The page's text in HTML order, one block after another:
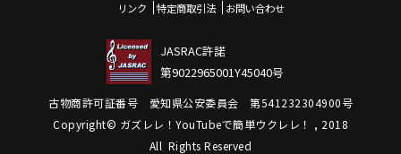
リンク 特定商取引法 お問い合わせ
JASRAC許諾
第9022965001Y45040号
古物商許可証番号 愛知県公安委員会 第541232304900号
Copyright© ガズレレ！YouTubeで簡単ウクレレ！ , 2018
All Rights Reserved